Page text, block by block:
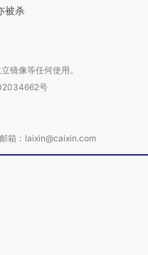
被杀
镜像等任何使用。
号
箱：laixin@caixin.com